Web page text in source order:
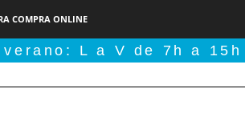
COMPRA ONLINE
L a V de 7h a 15h